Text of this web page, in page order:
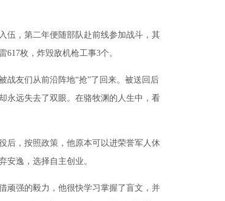
，第二年便随部队赴前线参加战斗，其
枚，炸毁敌机枪工事3个。
友们从前沿阵地“抢”了回来。被送回后
永远失去了双眼。在骆牧渊的人生中，看
，按照政策，他原本可以进荣誉军人休
安逸，选择自主创业。
强的毅力，他很快学习掌握了盲文，并